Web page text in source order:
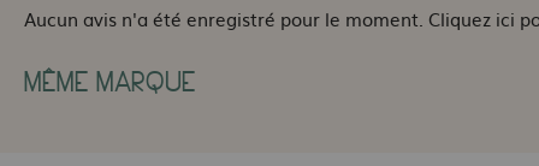
Aucun avis n'a été enregistré pour le moment. Cliquez ici
MÊME MARQUE